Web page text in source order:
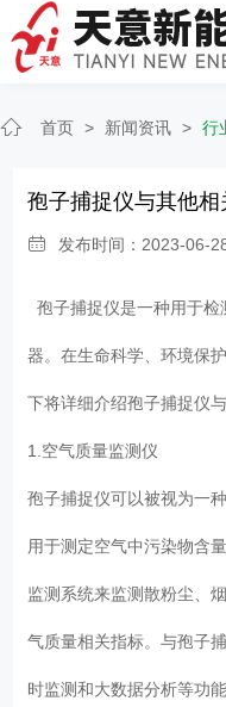
首页 > 新闻资讯 > 行
孢子捕捉仪与其他
发布时间：2023-
孢子捕捉仪是一种用于检
器。在生命科学、环境保
下将详细介绍孢子捕捉仪
1.空气质量监测仪
孢子捕捉仪可以被视为一
用于测定空气中污染物含
监测系统来监测散粉尘、
气质量相关指标。与孢子
时监测和大数据分析等功